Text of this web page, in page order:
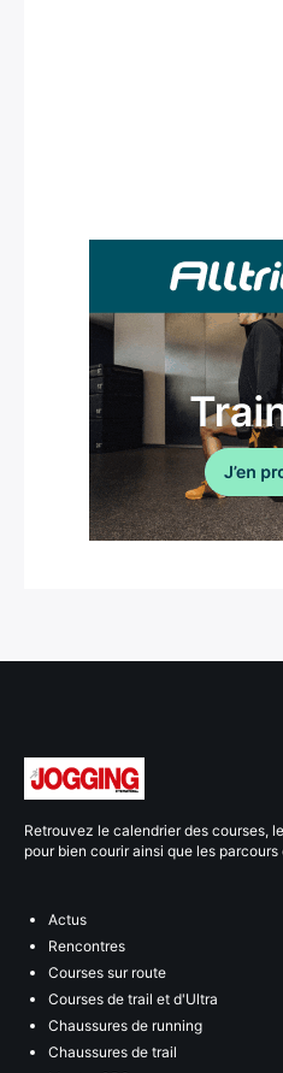
Retrouvez le calendrier des courses,
pour bien courir ainsi que les parcours
Actus
Rencontres
Courses sur route
Courses de trail et d'Ultra
Chaussures de running
Chaussures de trail